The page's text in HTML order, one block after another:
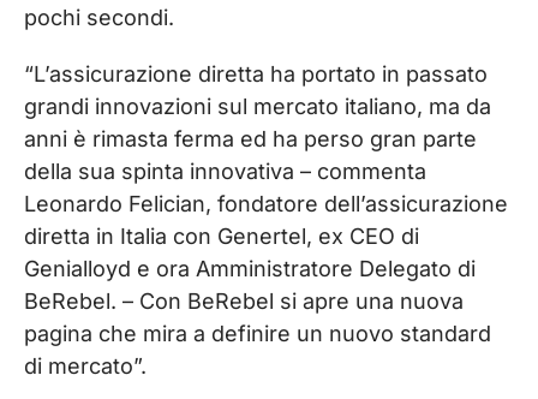
pochi secondi.
“L’assicurazione diretta ha portato in passato
grandi innovazioni sul mercato italiano, ma da
anni è rimasta ferma ed ha perso gran parte
della sua spinta innovativa – commenta
Leonardo Felician, fondatore dell’assicurazione
diretta in Italia con Genertel, ex CEO di
Genialloyd e ora Amministratore Delegato di
BeRebel. – Con BeRebel si apre una nuova
pagina che mira a definire un nuovo standard
di mercato”.